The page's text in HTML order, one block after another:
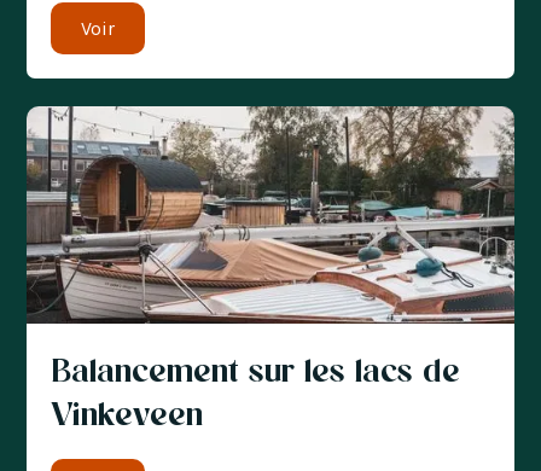
Voir
Balancement sur les lacs de
Vinkeveen